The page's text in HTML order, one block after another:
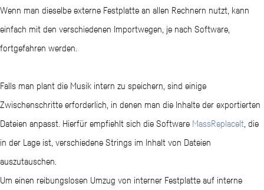
2. gesamte Mediathek exportieren
"Ablage" -> "Mediathek" -> "Mediathek exportieren..."
Bei diesem Vorgang wird die komplette Mediathek inklusive aller
Während iTunes bei jedem Speichern der Mediathek - also immer, wenn
man das Programm schließt -, auch eine .XML-Datei angelegt, macht die
Music-App das nicht. Hier muss der Vorgang also zwingend von Hand
ausgeführt werden. Diese XML-Datei kann von iTunes, der Music-App,
Rekordbox und Traktor Pro gelesen werden.
.PLS-Dateien können von Rekordbox gelesen werden.
.M3U8-Dateien können von iTunes, der Music-App und Rekordbox
gelesen werden.
2. Mediathek exportieren
"Datei" -> "Sammlung in XML-Format exportieren"
Die dabei sogenannte Rekordbox-XML-Datei kann nur von anderen
Rekordbox-Instanzen gelesen werden.
Popup-Dialog entsprechend der Wünsche benennen und auswählen
.NML-Dateien können von Traktor Pro gelesen werden.
.M3U-Dateien können von iTunes und der Music-App gelesen werden.
2. Mediathek exportieren:
Rechtsklick auf "Track Collection" -> "Export the collection" -> Im
Popup-Dialog entsprechend der Wünsche benennen und auswählen
Hierbei wird die komplette Collection als .NML-Datei exportiert. Diese
kann nur von Traktor Pro gelesen werden.
Wenn man dieselbe externe Festplatte an allen Rechnern nutzt, kann
einfach mit den verschiedenen Importwegen, je nach Software,
fortgefahren werden.
Falls man plant die Musik intern zu speichern, sind einige
Zwischenschritte erforderlich, in denen man die Inhalte der exportierten
Dateien anpasst. Hierfür empfiehlt sich die Software MassReplaceIt , die
in der Lage ist, verschiedene Strings im Inhalt von Dateien
auszutauschen.
Um einen reibungslosen Umzug von interner Festplatte auf interne